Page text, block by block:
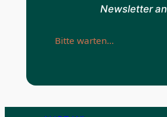
Newsletter an
Bitte warten…